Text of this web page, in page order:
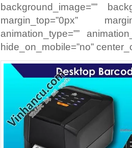
background_image=””
margin_top=”0px”
animation_type=””
hide_on_mobile=”no”